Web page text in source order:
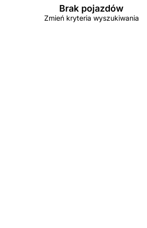
Brak pojazdów
Zmień kryteria wyszukiwania